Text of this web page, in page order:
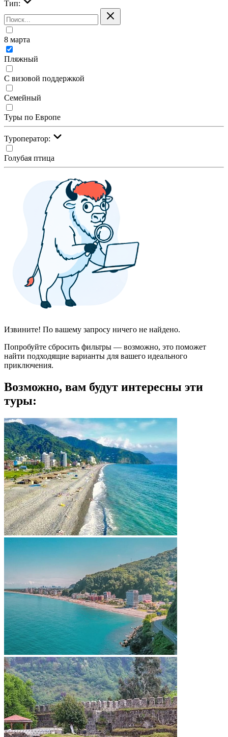
Тип:
8 марта
Пляжный
С визовой поддержкой
Семейный
Туры по Европе
Туроператор:
Голубая птица
Извините! По вашему запросу ничего не найдено.
Попробуйте сбросить фильтры — возможно, это поможет
найти подходящие варианты для вашего идеального
приключения.
Возможно, вам будут интересны эти
туры: